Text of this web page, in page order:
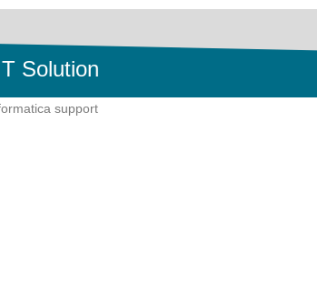
Solution